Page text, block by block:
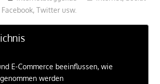
Twitter usw.
E-Commerce beeinflussen, wie
werden